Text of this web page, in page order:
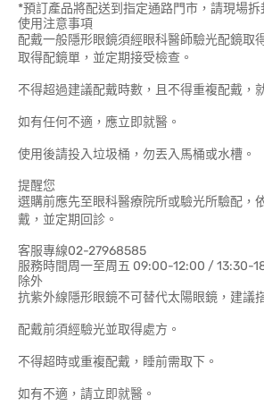
*預訂產品將配送到指定通路門市，請現場拆
使用注意事項
配戴一般隱形眼鏡須經眼科醫師驗光配鏡取
取得配鏡單，並定期接受檢查。
不得超過建議配戴時數，且不得重複配戴，
如有任何不適，應立即就醫。
使用後請投入垃圾桶，勿丟入馬桶或水槽。
提醒您
選購前應先至眼科醫療院所或驗光所驗配，
戴，並定期回診。
客服專線02-27968585
服務時間周一至周五 09:00-12:00 / 13:30-
除外
抗紫外線隱形眼鏡不可替代太陽眼鏡，建議
配戴前須經驗光並取得處方。
不得超時或重複配戴，睡前需取下。
如有不適，請立即就醫。